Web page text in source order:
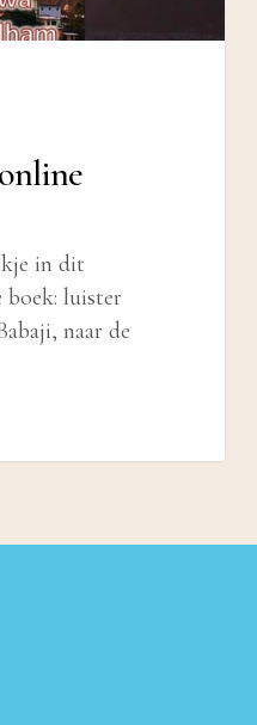
in dit
luister
naar de